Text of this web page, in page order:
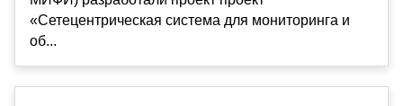
«Сетецентрическая система для мониторинга и
об...